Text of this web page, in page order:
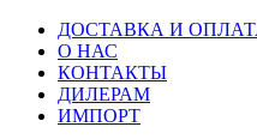
ДОСТАВКА И
О НАС
КОНТАКТЫ
ДИЛЕРАМ
ИМПОРТ